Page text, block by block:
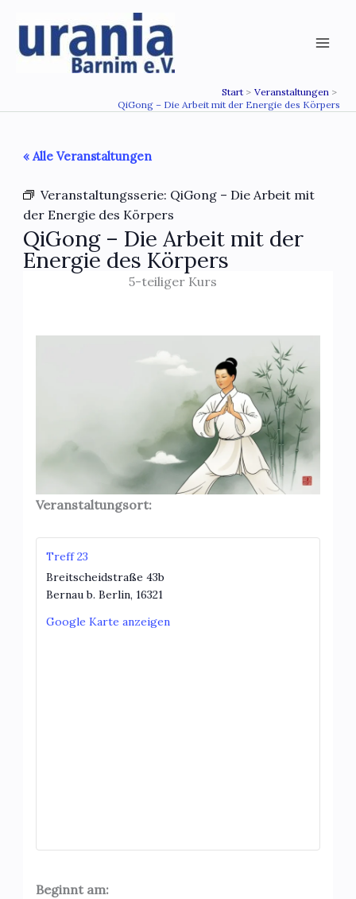
Inhalt
springen
Start
Veranstaltungen
QiGong – Die Arbeit mit der Energie des Körpers
« Alle Veranstaltungen
Veranstaltungsserie: QiGong – Die Arbeit mit
der Energie des Körpers
QiGong – Die Arbeit mit der
Energie des Körpers
5-teiliger Kurs
Veranstaltungsort:
Treff 23
Breitscheidstraße 43b
Bernau b. Berlin, 16321
Google Karte anzeigen
Beginnt am: